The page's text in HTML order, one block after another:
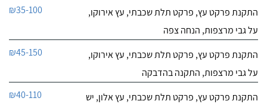
התקנת פרקט עץ, פרקט תלת שכבתי, עץ אירוקו,
על גבי מרצפות, הנחה צפה
₪35-100
התקנת פרקט עץ, פרקט תלת שכבתי, עץ אירוקו,
על גבי מרצפות, התקנה בהדבקה
₪45-150
התקנת פרקט עץ, פרקט תלת שכבתי, עץ אלון, יש
₪40-110